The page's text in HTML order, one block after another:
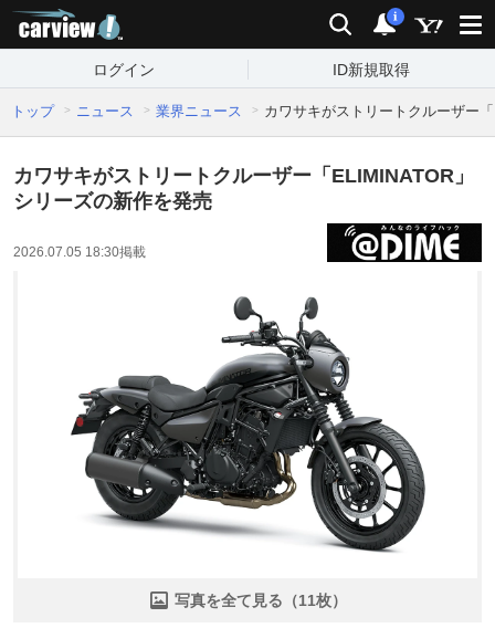
検索 通知
i
ログイン ID新規取得
トップ ニュース 業界ニュース カワサキがストリートクルーザー
カワサキがストリートクルーザー「ELIMINATOR」
シリーズの新作を発売
2026.07.05 18:30掲載
写真を全て見る（11枚）